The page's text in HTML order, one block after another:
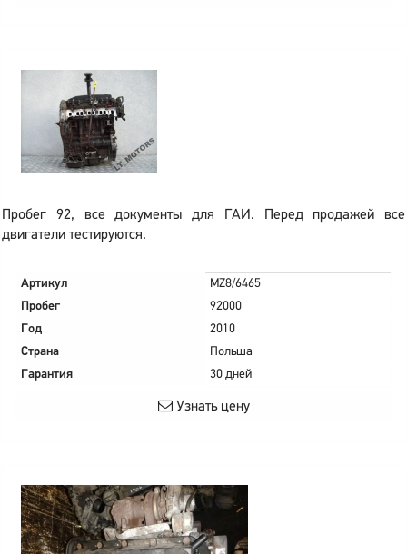
Пробег 92, все документы для ГАИ. Перед продажей все
двигатели тестируются.
Артикул
MZ8/6465
Пробег
92000
Год
2010
Страна
Польша
Гарантия
30 дней
Узнать цену